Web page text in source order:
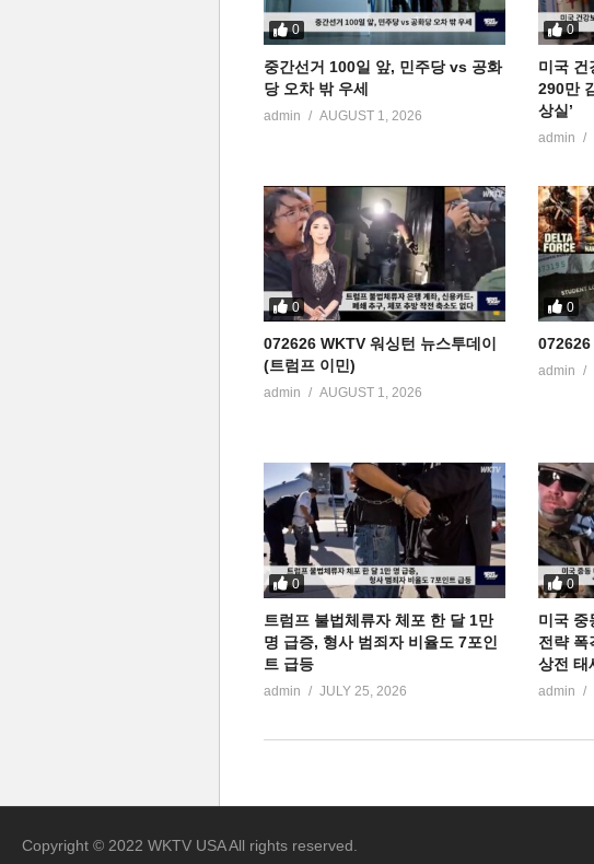
0
중간선거 100일 앞, 민주당 vs 공화
당 오차 밖 우세
admin AUGUST 1, 2026
0
미국 건
290만
상실’
admin
0
072626 WKTV 워싱턴 뉴스투데이
(트럼프 이민)
admin AUGUST 1, 2026
0
072626
admin
0
트럼프 불법체류자 체포 한 달 1만
명 급증, 형사 범죄자 비율도 7포인
트 급등
admin JULY 25, 2026
0
미국 중
전략 폭
상전 태
admin
Copyright © 2022 WKTV USA All rights reserved.